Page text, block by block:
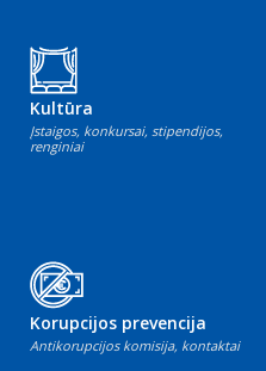
Kultūra
Įstaigos, konkursai, stipendijos,
renginiai
Korupcijos prevencija
Antikorupcijos komisija, kontaktai